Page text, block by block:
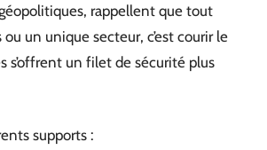
rappellent que tout
un unique secteur, c’est courir le
s’offrent un filet de sécurité plus
supports :